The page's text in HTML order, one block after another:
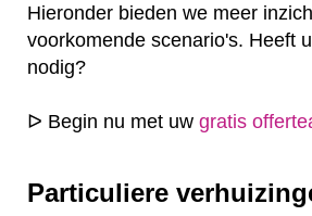
Hieronder bieden we meer
voorkomende scenario's. Heeft u
nodig?
ᐅ Begin nu met uw gratis
Particuliere